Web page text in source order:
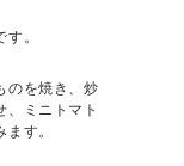
。
のを焼き、炒
、ミニトマト
す。